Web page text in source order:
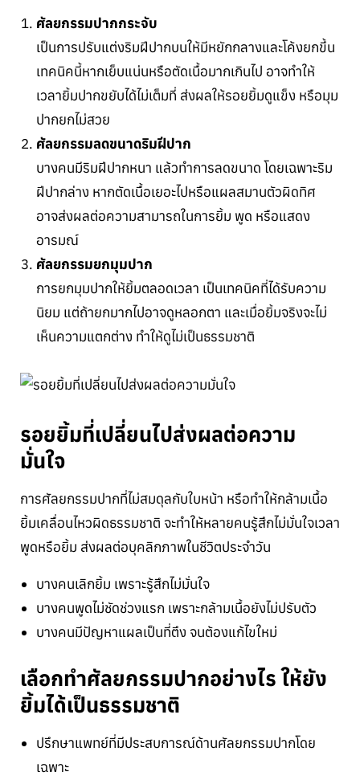
ศัลยกรรมปากกระจับ
เป็นการปรับแต่งริมฝีปากบนให้มีหยักกลางและโค้งยกขึ้น
เทคนิคนี้หากเย็บแน่นหรือตัดเนื้อมากเกินไป อาจทำให้
เวลายิ้มปากขยับได้ไม่เต็มที่ ส่งผลให้รอยยิ้มดูแข็ง หรือมุม
ปากยกไม่สวย
ศัลยกรรมลดขนาดริมฝีปาก
บางคนมีริมฝีปากหนา แล้วทำการลดขนาด โดยเฉพาะริม
ฝีปากล่าง หากตัดเนื้อเยอะไปหรือแผลสมานตัวผิดทิศ
อาจส่งผลต่อความสามารถในการยิ้ม พูด หรือแสดง
อารมณ์
ศัลยกรรมยกมุมปาก
การยกมุมปากให้ยิ้มตลอดเวลา เป็นเทคนิคที่ได้รับความ
นิยม แต่ถ้ายกมากไปอาจดูหลอกตา และเมื่อยิ้มจริงจะไม่
เห็นความแตกต่าง ทำให้ดูไม่เป็นธรรมชาติ
รอยยิ้มที่เปลี่ยนไปส่งผลต่อความ
มั่นใจ
การศัลยกรรมปากที่ไม่สมดุลกับใบหน้า หรือทำให้กล้ามเนื้อ
ยิ้มเคลื่อนไหวผิดธรรมชาติ จะทำให้หลายคนรู้สึกไม่มั่นใจเวลา
พูดหรือยิ้ม ส่งผลต่อบุคลิกภาพในชีวิตประจำวัน
บางคนเลิกยิ้ม เพราะรู้สึกไม่มั่นใจ
บางคนพูดไม่ชัดช่วงแรก เพราะกล้ามเนื้อยังไม่ปรับตัว
บางคนมีปัญหาแผลเป็นที่ตึง จนต้องแก้ไขใหม่
เลือกทำศัลยกรรมปากอย่างไร ให้ยัง
ยิ้มได้เป็นธรรมชาติ
ปรึกษาแพทย์ที่มีประสบการณ์ด้านศัลยกรรมปากโดย
เฉพาะ